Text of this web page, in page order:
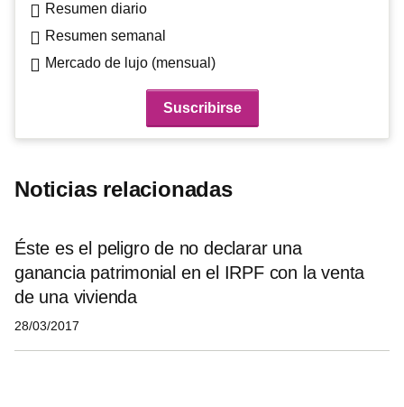
Resumen diario
Resumen semanal
Mercado de lujo (mensual)
Noticias relacionadas
Éste es el peligro de no declarar una
ganancia patrimonial en el IRPF con la venta
de una vivienda
28/03/2017